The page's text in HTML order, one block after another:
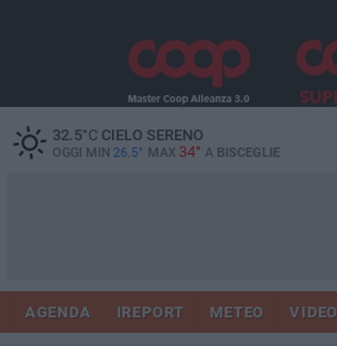
32.5°CCIELO SERENO
OGGI MIN 26.5° MAX 34° A BISCEGLIE
AGENDA IREPORT METEO VIDEO